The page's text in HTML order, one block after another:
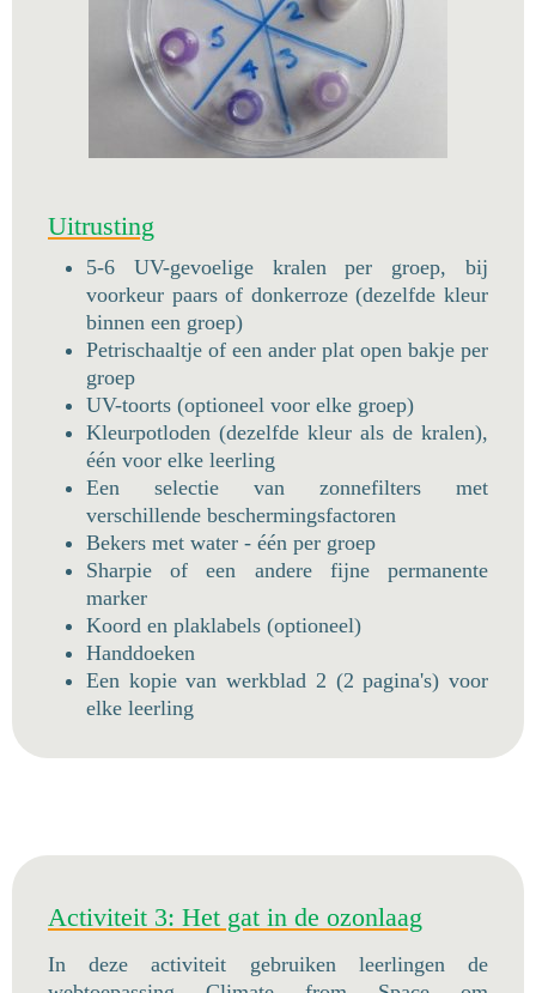
Uitrusting
5-6 UV-gevoelige kralen per groep, bij
voorkeur paars of donkerroze (dezelfde kleur
binnen een groep)
Petrischaaltje of een ander plat open bakje per
groep
UV-toorts (optioneel voor elke groep)
Kleurpotloden (dezelfde kleur als de kralen),
één voor elke leerling
Een selectie van zonnefilters met
verschillende beschermingsfactoren
Bekers met water - één per groep
Sharpie of een andere fijne permanente
marker
Koord en plaklabels (optioneel)
Handdoeken
Een kopie van werkblad 2 (2 pagina's) voor
elke leerling
Activiteit 3: Het gat in de ozonlaag
In deze activiteit gebruiken leerlingen de